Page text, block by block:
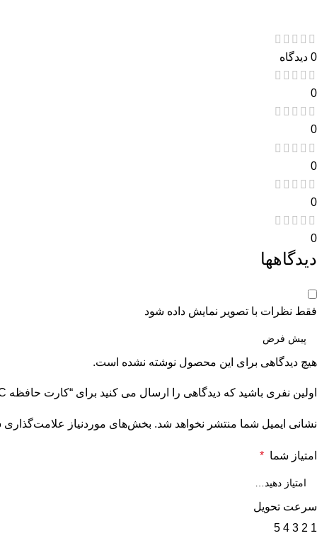
0 دیدگاه
0
0
0
0
0
دیدگاهها
فقط نظرات با تصویر نمایش داده شود
هیچ دیدگاهی برای این محصول نوشته نشده است.
اولین نفری باشید که دیدگاهی را ارسال می کنید برای “کارت حافظه‌ microSDHC توشیبا مدل M302-EA – ظرفیت 16 گیگابایت”
نشانی ایمیل شما منتشر نخواهد شد. بخش‌های موردنیاز علامت‌گذاری
امتیاز شما *
سرعت تحویل
1
2
3
4
5